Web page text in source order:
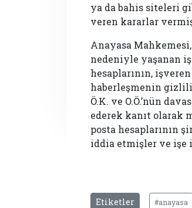
ya da bahis siteleri
veren kararlar
Anayasa
nedeniyle yaşanan
hesaplarının,
haberleşmenin
Ö.K. ve O.Ö.’nün
ederek kanıt olarak
posta hesaplarının
iddia etmişler ve işe
Etiketler #anayasa